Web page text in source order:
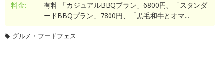
料金:
有料 「カジュアルBBQプラン」6800円、「スタンダ
ードBBQプラン」7800円、「黒毛和牛とオマ...
グルメ・フードフェス